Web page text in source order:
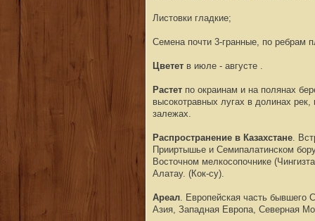
Листовки гладкие;
Семена почти 3-гранные, по ребрам
Цветет в июле - августе .
Растет по окраинам и на полянах
высокотравных лугах в долинах
залежах.
Распространение в Казахстане.
Прииртышье и Семипалатинском
Восточном мелкосопочнике
Алатау. (Кок-су).
Ареал. Европейская часть бывшего
Азия, Западная Европа, Северная